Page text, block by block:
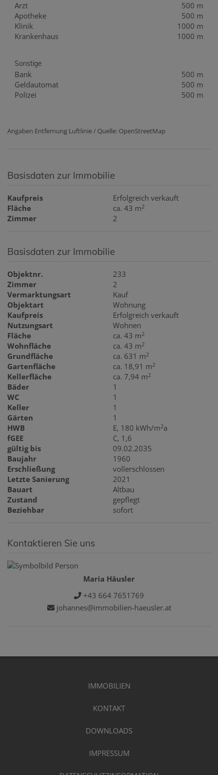
Arzt
500 m
Apotheke
500 m
Klinik
1000 m
Krankenhaus
1000 m
Sonstige
Bank
500 m
Geldautomat
500 m
Polizei
500 m
Angaben Entfernung Luftlinie / Quelle: OpenStreetMap
Basisdaten zur Immobilie
Kaufpreis
Erfolgreich verkauft
Fläche
ca. 43 m2
Zimmer 2
Basisdaten zur Immobilie
Objektnr.
233
Zimmer
2
Vermarktungsart
Kauf
Objektart
Wohnung
Kaufpreis
Erfolgreich verkauft
Nutzungsart
Wohnen
Fläche
ca. 43 m2
Wohnfläche ca. 43 m2
Grundfläche ca. 631 m2
Gartenfläche ca. 18,91 m2
Kellerfläche ca. 7,94 m2
Bäder
1
WC
1
Keller
1
Gärten
1
HWB
E, 180 kWh/m2a
fGEE
C, 1,6
gültig bis
09.02.2035
Baujahr
1960
Erschließung
vollerschlossen
Letzte Sanierung
2021
Bauart
Altbau
Zustand
gepflegt
Beziehbar
sofort
Kontaktieren Sie uns
Maria Häusler
+43 664 7651769
johannes@immobilien-haeusler.at
IMMOBILIEN
KONTAKT
DOWNLOADS
IMPRESSUM